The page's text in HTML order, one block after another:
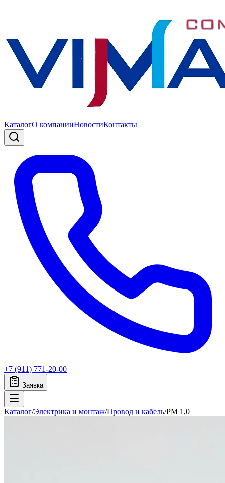
КаталогО компанииНовостиКонтакты
+7 (911) 771-20-00
Заявка
Каталог/Электрика и монтаж/Провод и кабель/PM 1,0